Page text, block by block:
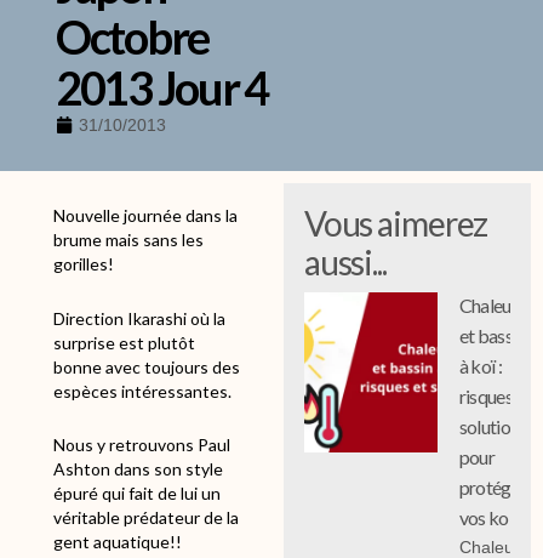
Octobre
2013 Jour 4
31/10/2013
Nouvelle journée dans la
brume mais sans les
gorilles!
Direction Ikarashi où la
surprise est plutôt
bonne avec toujours des
espèces intéressantes.
Nous y retrouvons Paul
Ashton dans son style
épuré qui fait de lui un
véritable prédateur de la
gent aquatique!!
Vous aimerez
aussi...
Chaleur
et bassin
à koï :
risques et
solutions
pour
protéger
vos koi
Chaleur